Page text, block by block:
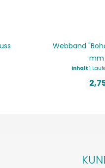
Webband
mm
Inhalt 1